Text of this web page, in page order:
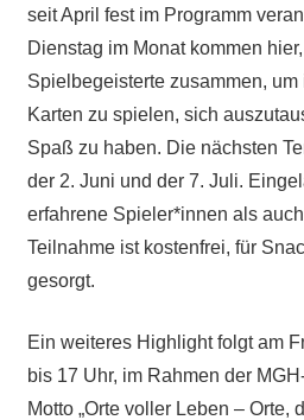
seit April fest im Programm
Dienstag im Monat kommen
Spielbegeisterte zusammen,
Karten zu spielen, sich
Spaß zu haben. Die nächsten
der 2. Juni und der 7. Juli.
erfahrene Spieler*innen als
Teilnahme ist kostenfrei, für
gesorgt.
Ein weiteres Highlight folgt am
bis 17 Uhr, im Rahmen der
Motto „Orte voller Leben – Orte,